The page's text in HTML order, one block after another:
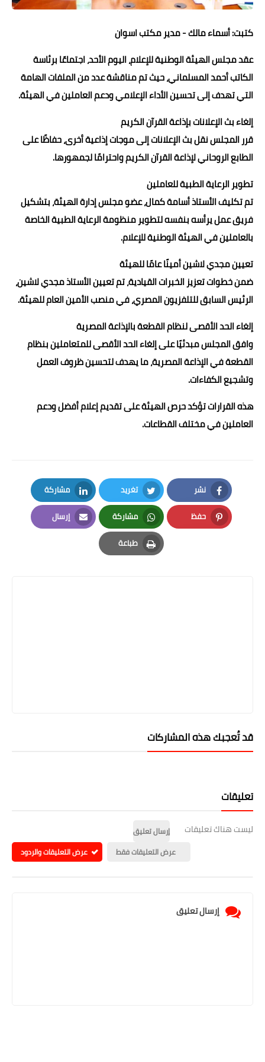
خدمات
الصحه والجمال
فن المطبخ
مقالات
كتبت: أسماء مالك - مدير مكتب اسوان
عقد مجلس الهيئة الوطنية للإعلام، اليوم الأحد، اجتماعًا برئاسة
الكاتب أحمد المسلماني، حيث تم مناقشة عدد من الملفات الهامة
التي تهدف إلى تحسين الأداء الإعلامي ودعم العاملين في الهيئة.
إلغاء بث الإعلانات بإذاعة القرآن الكريم
قرر المجلس نقل بث الإعلانات إلى موجات إذاعية أخرى، حفاظًا على
الطابع الروحاني لإذاعة القرآن الكريم واحترامًا لجمهورها.
تطوير الرعاية الطبية للعاملين
تم تكليف الأستاذ أسامة كمال، عضو مجلس إدارة الهيئة، بتشكيل
فريق عمل يرأسه بنفسه لتطوير منظومة الرعاية الطبية الخاصة
بالعاملين في الهيئة الوطنية للإعلام.
تعيين مجدي لاشين أمينًا عامًا للهيئة
ضمن خطوات تعزيز الخبرات القيادية، تم تعيين الأستاذ مجدي لاشين،
الرئيس السابق للتلفزيون المصري، في منصب الأمين العام للهيئة.
إلغاء الحد الأقصى لنظام القطعة بالإذاعة المصرية
وافق المجلس مبدئيًا على إلغاء الحد الأقصى للمتعاملين بنظام
القطعة في الإذاعة المصرية، ما يهدف لتحسين ظروف العمل
وتشجيع الكفاءات.
هذه القرارات تؤكد حرص الهيئة على تقديم إعلام أفضل ودعم
العاملين في مختلف القطاعات.
نشر
Facebook
تغريد
Twitter
مشاركة
LinkedIn
حفظ
Pinterest
مشاركة
Whatsapp
إرسال
Email
طباعة
Print
قد تُعجبك هذه المشاركات
تعليقات
ليست هناك تعليقات
إرسال تعليق
عرض التعليقات فقط
عرض التعليقات والردود
إرسال تعليق